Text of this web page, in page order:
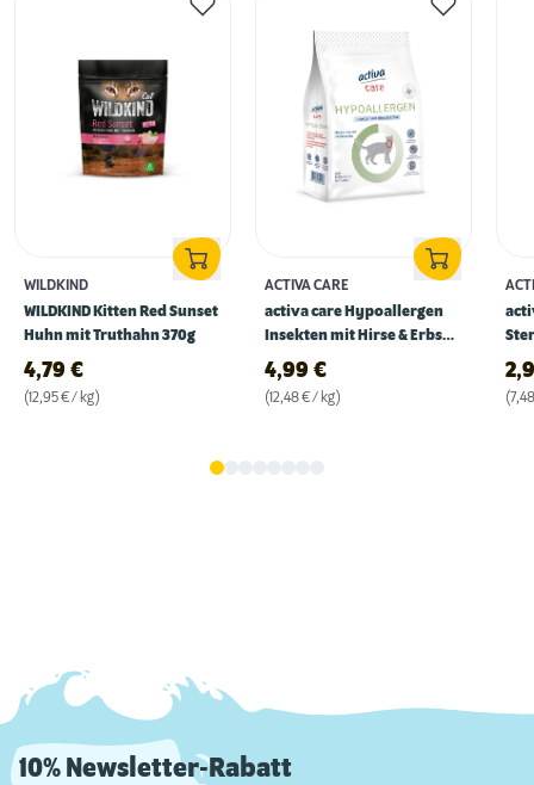
WILDKIND
WILDKIND Kitten Red Sunset
Huhn mit Truthahn 370g
4,79 €
(12,95 € / kg)
ACTIVA CARE
activa care Hypoallergen
Insekten mit Hirse & Erbse
400g
4,99 €
(12,48 € / kg)
10% Newsletter-Rabatt